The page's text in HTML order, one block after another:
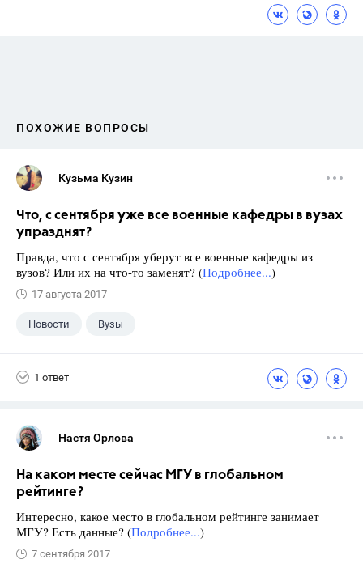
ПОХОЖИЕ ВОПРОСЫ
Кузьма Кузин
Что, с сентября уже все военные кафедры в вузах
упразднят?
Правда, что с сентября уберут все военные кафедры из
вузов? Или их на что-то заменят? (Подробнее...)
17 августа 2017
Новости Вузы
1 ответ
Настя Орлова
На каком месте сейчас МГУ в глобальном
рейтинге?
Интересно, какое место в глобальном рейтинге занимает
МГУ? Есть данные? (Подробнее...)
7 сентября 2017